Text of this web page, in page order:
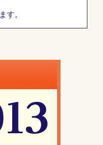
す。